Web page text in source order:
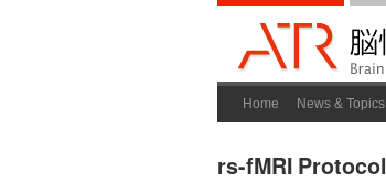
Home News & Topics
rs-fMRI Protocol